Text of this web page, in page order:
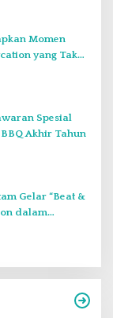
Momen
yang Tak
Spesial
Akhir Tahun
Gelar “Beat &
dalam